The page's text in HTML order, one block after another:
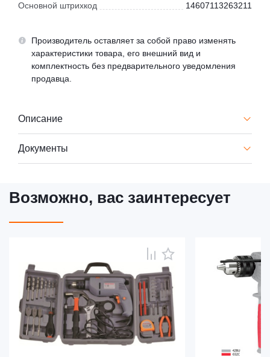
Основной штрихкод 14607113263211
Производитель оставляет за собой право изменять
характеристики товара, его внешний вид и
комплектность без предварительного уведомления
продавца.
Описание
Документы
Возможно, вас заинтересует